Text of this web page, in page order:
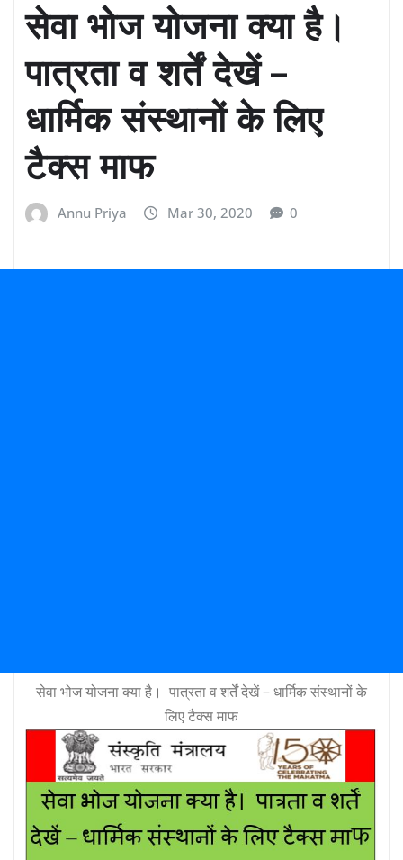
सेवा भोज योजना क्या है।
पात्रता व शर्तें देखें –
धार्मिक संस्थानों के लिए
टैक्स माफ
Annu Priya Mar 30, 2020 0
सेवा भोज योजना क्या है। पात्रता व शर्तें देखें – धार्मिक संस्थानों के
लिए टैक्स माफ